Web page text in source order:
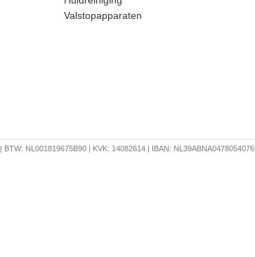
Valstopapparaten
| BTW: NL001819675B90 | KVK: 14082614 | IBAN: NL39ABNA0478054076